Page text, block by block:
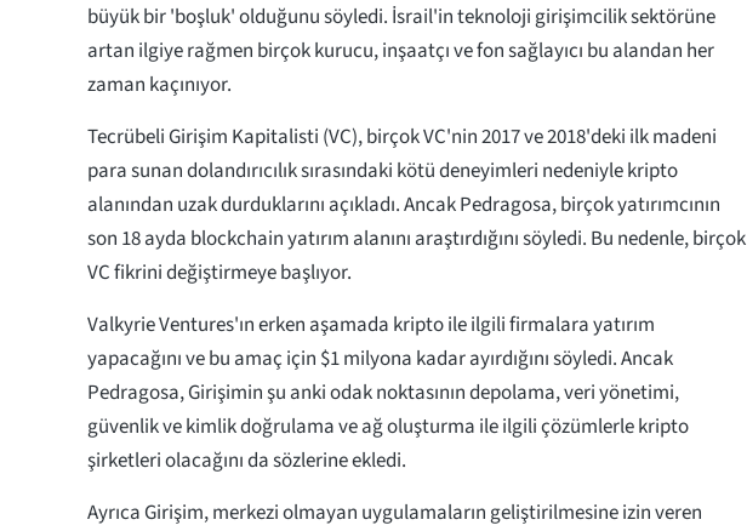
büyük bir 'boşluk' olduğunu söyledi. İsrail'in teknoloji girişimcilik sektörüne
artan ilgiye rağmen birçok kurucu, inşaatçı ve fon sağlayıcı bu alandan her
zaman kaçınıyor.
Tecrübeli Girişim Kapitalisti (VC), birçok VC'nin 2017 ve 2018'deki ilk madeni
para sunan dolandırıcılık sırasındaki kötü deneyimleri nedeniyle kripto
alanından uzak durduklarını açıkladı. Ancak Pedragosa, birçok yatırımcının
son 18 ayda blockchain yatırım alanını araştırdığını söyledi. Bu nedenle, birçok
VC fikrini değiştirmeye başlıyor.
Valkyrie Ventures'ın erken aşamada kripto ile ilgili firmalara yatırım
yapacağını ve bu amaç için $1 milyona kadar ayırdığını söyledi. Ancak
Pedragosa, Girişimin şu anki odak noktasının depolama, veri yönetimi,
güvenlik ve kimlik doğrulama ve ağ oluşturma ile ilgili çözümlerle kripto
şirketleri olacağını da sözlerine ekledi.
Ayrıca Girişim, merkezi olmayan uygulamaların geliştirilmesine izin veren